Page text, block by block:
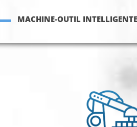
MACHINE-OUTIL